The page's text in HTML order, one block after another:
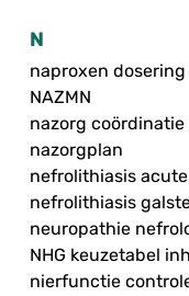
N
naproxen
NAZMN
nazorg
nazorgplan
nefrolithiasis
nefrolithiasis
neuropathie
NHG keuzetabel
nierfunctie